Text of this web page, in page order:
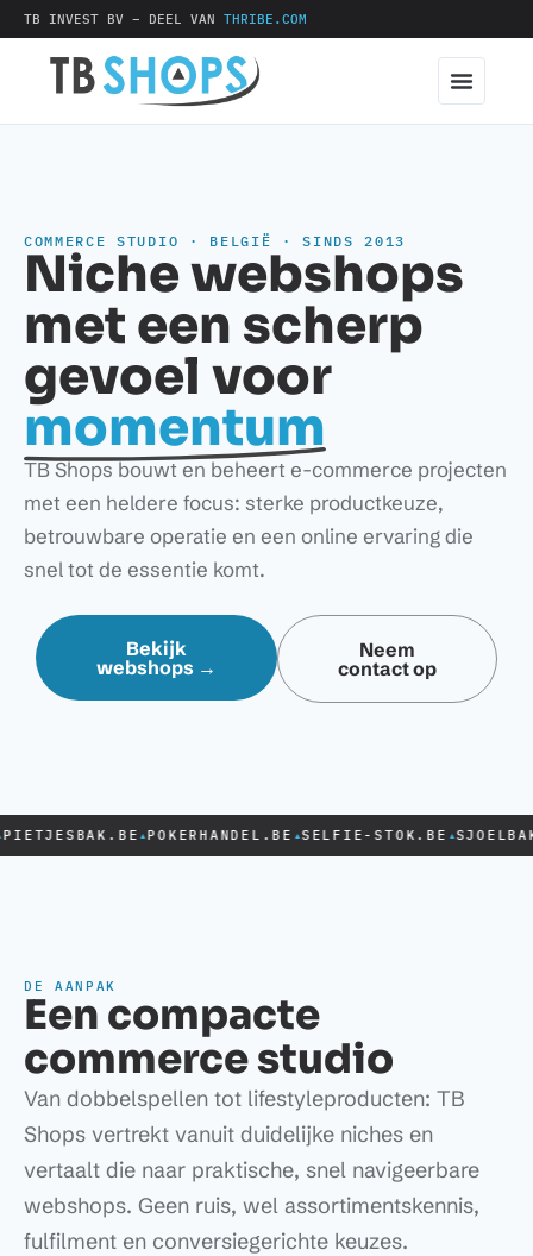
TB INVEST BV – DEEL VAN THRIBE.COM
COMMERCE STUDIO · BELGIË · SINDS 2013
Niche webshops
met een scherp
gevoel voor
momentum
TB Shops bouwt en beheert e-commerce projecten
met een heldere focus: sterke productkeuze,
betrouwbare operatie en een online ervaring die
snel tot de essentie komt.
Bekijk
webshops →
Neem
contact op
▲ POKERHANDEL.BE▲ SELFIE-STOK.BE▲
DE AANPAK
Een compacte
commerce studio
Van dobbelspellen tot lifestyleproducten: TB
Shops vertrekt vanuit duidelijke niches en
vertaalt die naar praktische, snel navigeerbare
webshops. Geen ruis, wel assortimentskennis,
fulfilment en conversiegerichte keuzes.